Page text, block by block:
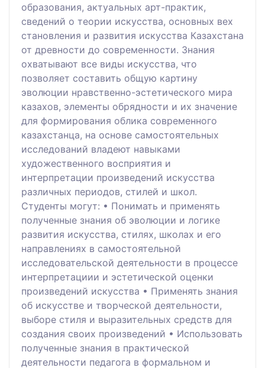
образования, актуальных арт-практик,
сведений о теории искусства, основных вех
становления и развития искусства Казахстана
от древности до современности. Знания
охватывают все виды искусства, что
позволяет составить общую картину
эволюции нравственно-эстетического мира
казахов, элементы обрядности и их значение
для формирования облика современного
казахстанца, на основе самостоятельных
исследований владеют навыками
художественного восприятия и
интерпретации произведений искусства
различных периодов, стилей и школ.
Студенты могут: • Понимать и применять
полученные знания об эволюции и логике
развития искусства, стилях, школах и его
направлениях в самостоятельной
исследовательской деятельности в процессе
интерпретациии и эстетической оценки
произведений искусства • Применять знания
об искусстве и творческой деятельности,
выборе стиля и выразительных средств для
создания своих произведений • Использовать
полученные знания в практической
деятельности педагога в формальном и